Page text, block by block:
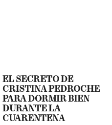
EL SECRETO DE
CRISTINA PEDROCHE
PARA DORMIR BIEN
DURANTE LA
CUARENTENA